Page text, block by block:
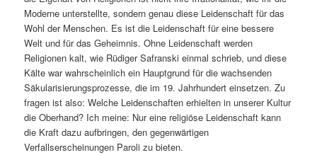
Moderne unterstellte, sondern genau diese Leidenschaft für das
Wohl der Menschen. Es ist die Leidenschaft für eine bessere
Welt und für das Geheimnis. Ohne Leidenschaft werden
Religionen kalt, wie Rüdiger Safranski einmal schrieb, und diese
Kälte war wahrscheinlich ein Hauptgrund für die wachsenden
Säkularisierungsprozesse, die im 19. Jahrhundert einsetzen. Zu
fragen ist also: Welche Leidenschaften erhielten in unserer Kultur
die Oberhand? Ich meine: Nur eine religiöse Leidenschaft kann
die Kraft dazu aufbringen, den gegenwärtigen
Verfallserscheinungen Paroli zu bieten.